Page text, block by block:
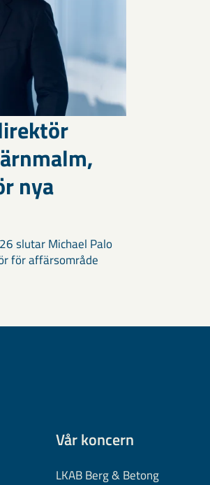
nya
slutar Michael Palo
för affärsområde
Vår koncern
LKAB Berg & Betong